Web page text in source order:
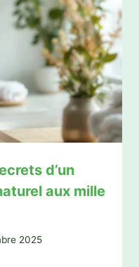
d’un
aux mille
2025